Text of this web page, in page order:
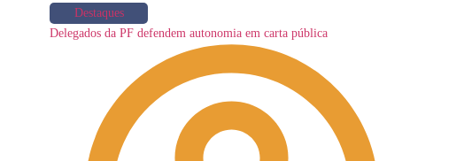
Destaques
Delegados da PF defendem autonomia em carta pública